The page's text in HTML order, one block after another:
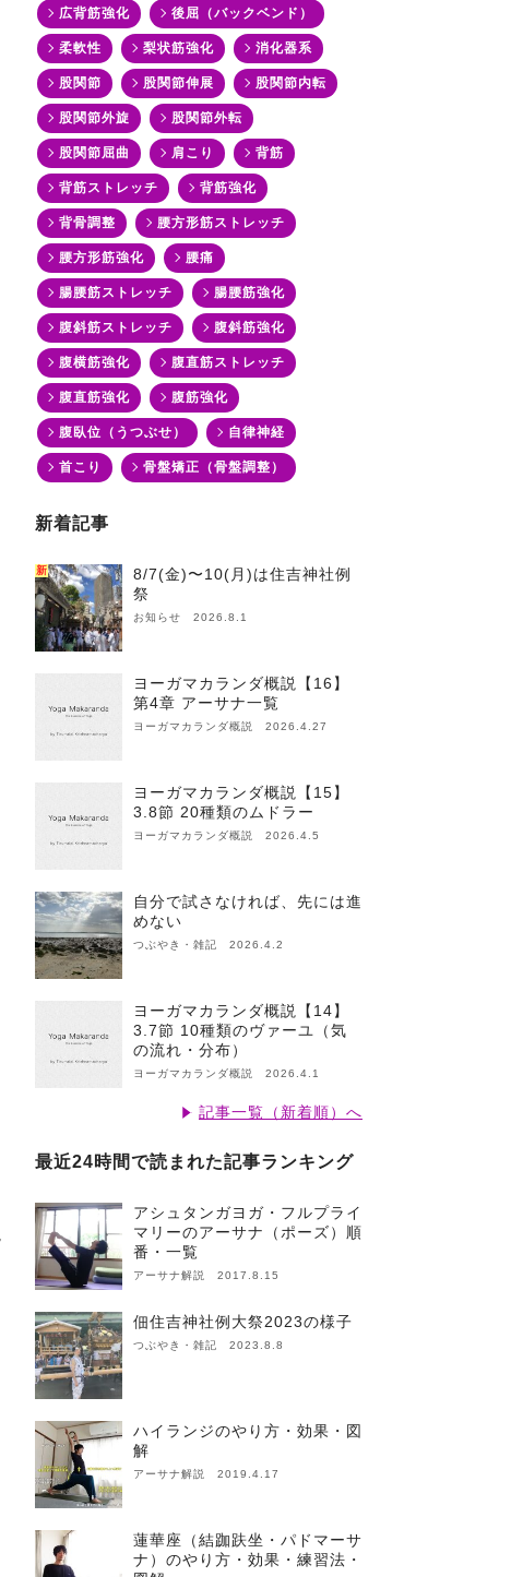
広背筋強化 後屈（バックベンド）
柔軟性 梨状筋強化 消化器系
股関節 股関節伸展 股関節内転
股関節外旋 股関節外転
股関節屈曲 肩こり 背筋
背筋ストレッチ 背筋強化
背骨調整 腰方形筋ストレッチ
腰方形筋強化 腰痛
腸腰筋ストレッチ 腸腰筋強化
腹斜筋ストレッチ 腹斜筋強化
腹横筋強化 腹直筋ストレッチ
腹直筋強化 腹筋強化
腹臥位（うつぶせ） 自律神経
首こり 骨盤矯正（骨盤調整）
新着記事
新
8/7(金)〜10(月)は住吉神社例
祭
お知らせ 2026.8.1
ヨーガマカランダ概説【16】
第4章 アーサナ一覧
ヨーガマカランダ概説 2026.4.27
ヨーガマカランダ概説【15】
3.8節 20種類のムドラー
ヨーガマカランダ概説 2026.4.5
自分で試さなければ、先には進
めない
つぶやき・雑記 2026.4.2
ヨーガマカランダ概説【14】
3.7節 10種類のヴァーユ（気
の流れ・分布）
ヨーガマカランダ概説 2026.4.1
記事一覧（新着順）へ
最近24時間で読まれた記事ランキング
アシュタンガヨガ・フルプライ
マリーのアーサナ（ポーズ）順
番・一覧
アーサナ解説 2017.8.15
佃住吉神社例大祭2023の様子
つぶやき・雑記 2023.8.8
ハイランジのやり方・効果・図
解
アーサナ解説 2019.4.17
蓮華座（結跏趺坐・パドマーサ
ナ）のやり方・効果・練習法・